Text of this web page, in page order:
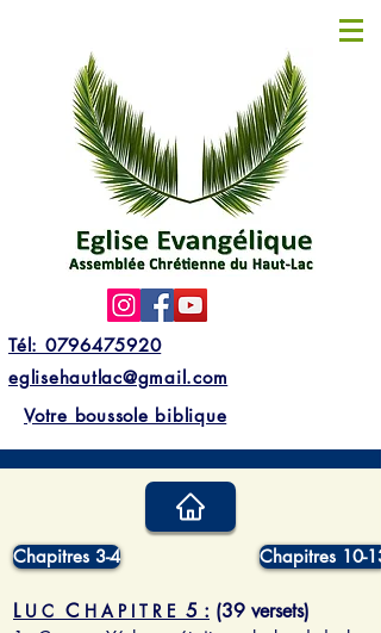
Tél: 0796475920
eglisehautlac@gmail.com
Votre boussole biblique
Chapitres 3-4 Chapitres 10-13
LU C C H A P I T R E 5 : (39 versets)